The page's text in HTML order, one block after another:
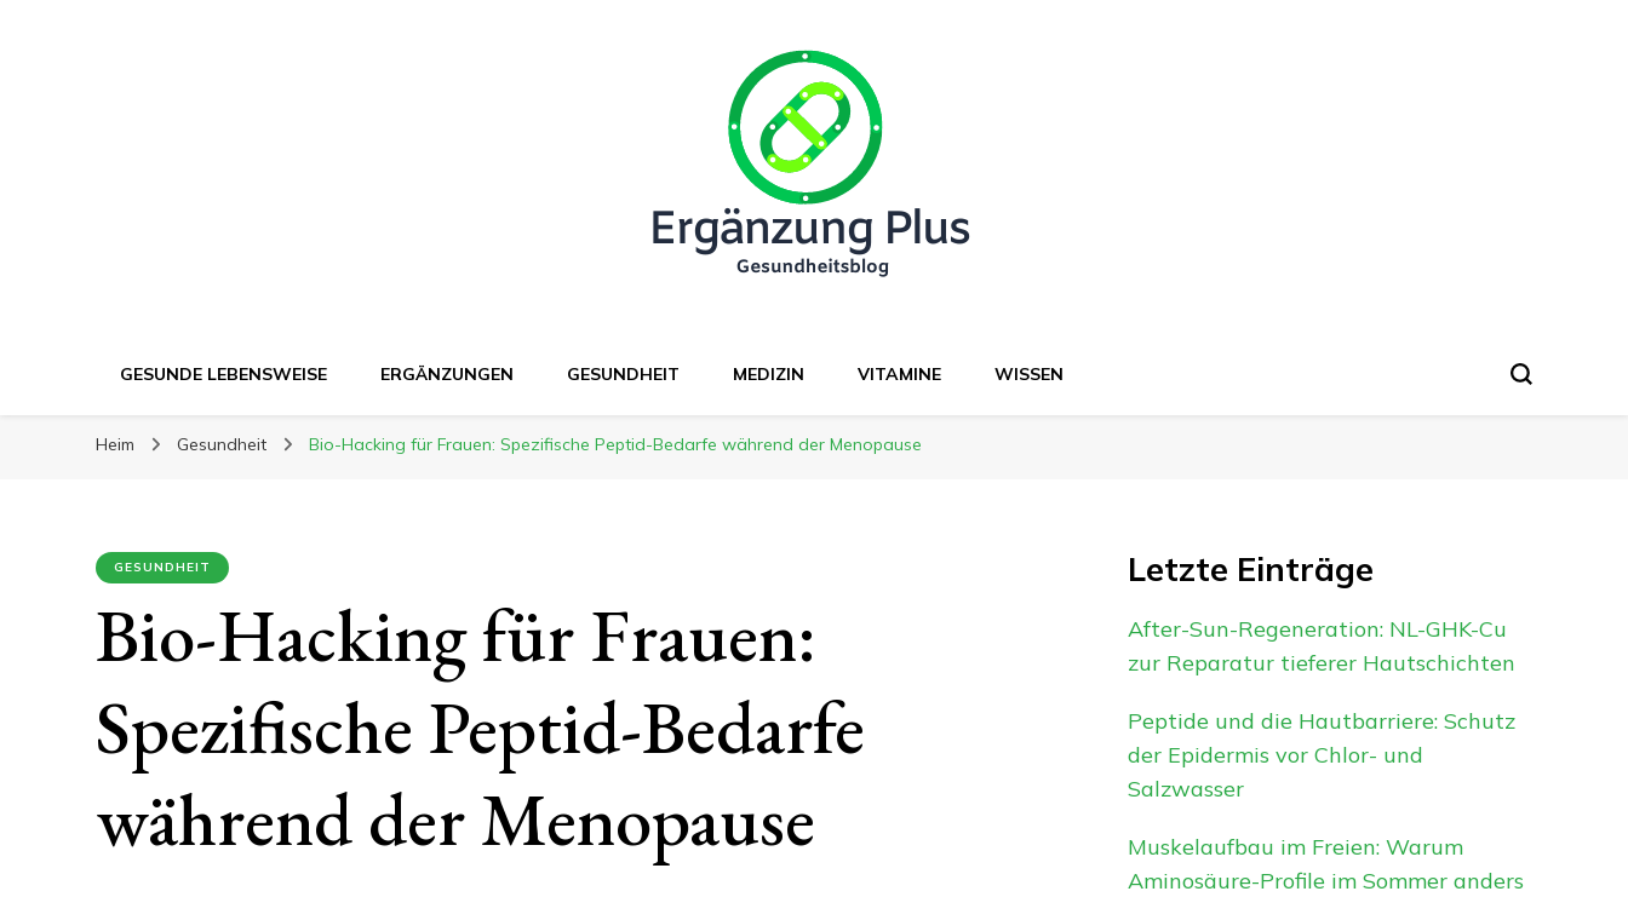
Ergänzung Plus
GESUNDE LEBENSWEISE ERGÄNZUNGEN GESUNDHEIT MEDIZIN VITAMINE WISSEN
Heim Gesundheit Bio-Hacking für Frauen: Spezifische Peptid-Bedarfe während der Menopause
GESUNDHEIT
Bio-Hacking für Frauen:
Spezifische Peptid-Bedarfe
während der Menopause
Letzte Einträge
After-Sun-Regeneration: NL-GHK-Cu
zur Reparatur tieferer Hautschichten
Peptide und die Hautbarriere: Schutz
der Epidermis vor Chlor- und
Salzwasser
Muskelaufbau im Freien: Warum
Aminosäure-Profile im Sommer anders